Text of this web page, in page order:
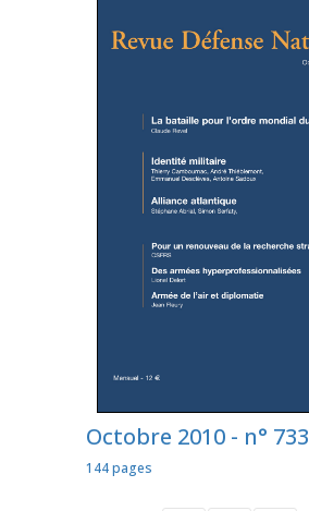
Octobre 2010 - n° 733
144 pages